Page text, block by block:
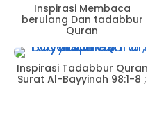
Inspirasi Membaca
berulang Dan tadabbur
Quran
Inspirasi Tadabbur Quran
Surat Al-Bayyinah 98:1-8 ;